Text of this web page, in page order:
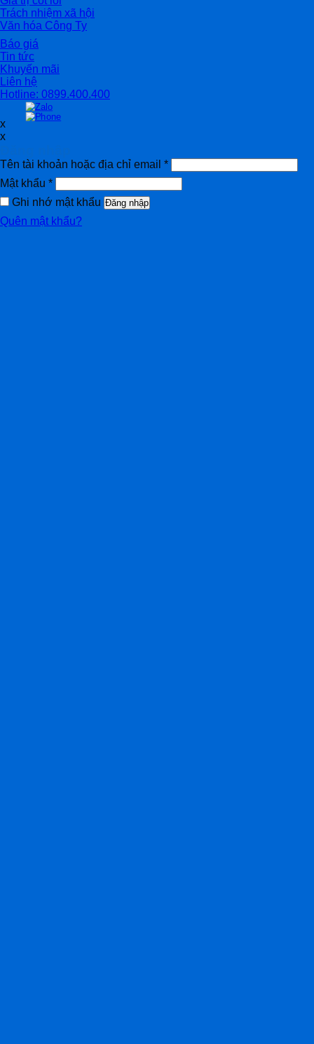
Trách nhiệm xã hội
Văn hóa Công Ty
Báo giá
Tin tức
Khuyến mãi
Liên hệ
Hotline: 0899.400.400
x
x
Tên tài khoản hoặc địa chỉ email *
Mật khẩu *
Ghi nhớ mật khẩu Đăng nhập
Quên mật khẩu?